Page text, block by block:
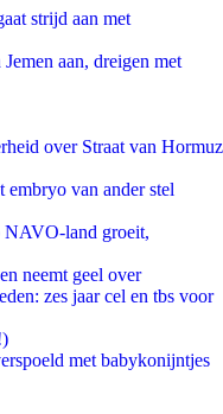
strijd aan met
aan, dreigen met
over Straat van Hormuz
van ander stel
NAVO-land groeit,
neemt geel over
zes jaar cel en tbs voor
met babykonijntjes